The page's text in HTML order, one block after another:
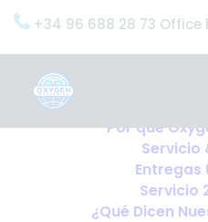
+34 96 688 28 73 Office
OxygenWorldwide
Por qué
Servicio
Entregas
Servicio
¿Qué Dicen